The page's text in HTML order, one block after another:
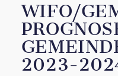
WIFO/
2023-